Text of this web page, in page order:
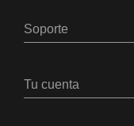
Soporte
Tu cuenta